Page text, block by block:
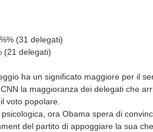
(31 delegati)
(21 delegati)
ha un significato maggiore per il
la maggioranza dei delegati che
voto popolare.
ora Obama spera di
del partito di appoggiare la sua